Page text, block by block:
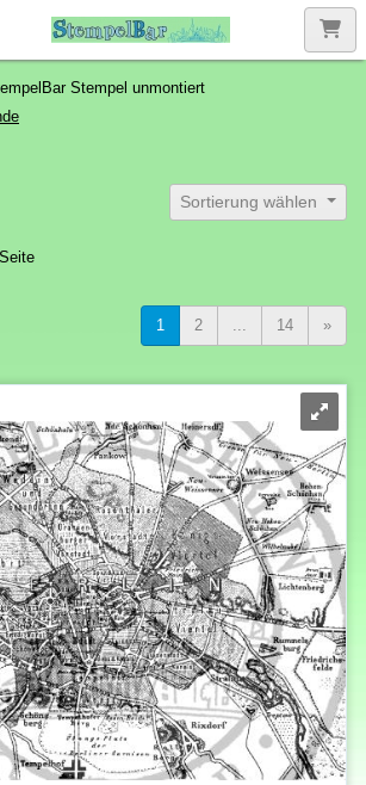
Stempel unmontiert
Sortierung wählen
1 2 ... 14 »